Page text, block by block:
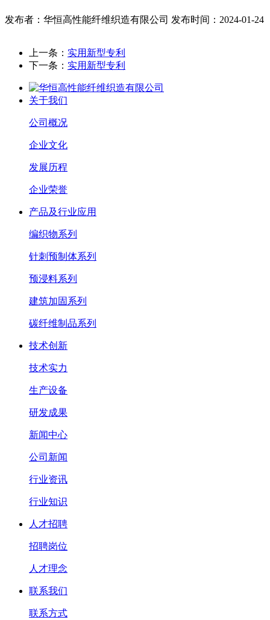
发布者：华恒高性能纤维织造有限公司 发布时间：2024-01-24
上一条： 实用新型专利
下一条： 实用新型专利
关于我们
公司概况
企业文化
发展历程
企业荣誉
产品及行业应用
编织物系列
针刺预制体系列
预浸料系列
建筑加固系列
碳纤维制品系列
技术创新
技术实力
生产设备
研发成果
新闻中心
公司新闻
行业资讯
行业知识
人才招聘
招聘岗位
人才理念
联系我们
联系方式